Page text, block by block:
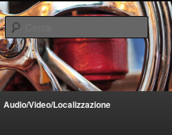
Cerca
Video/Localizzazione